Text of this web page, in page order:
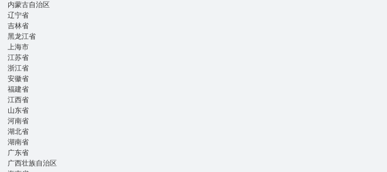
内蒙古自治区
辽宁省
吉林省
黑龙江省
上海市
江苏省
浙江省
安徽省
福建省
江西省
山东省
河南省
湖北省
湖南省
广东省
广西壮族自治区